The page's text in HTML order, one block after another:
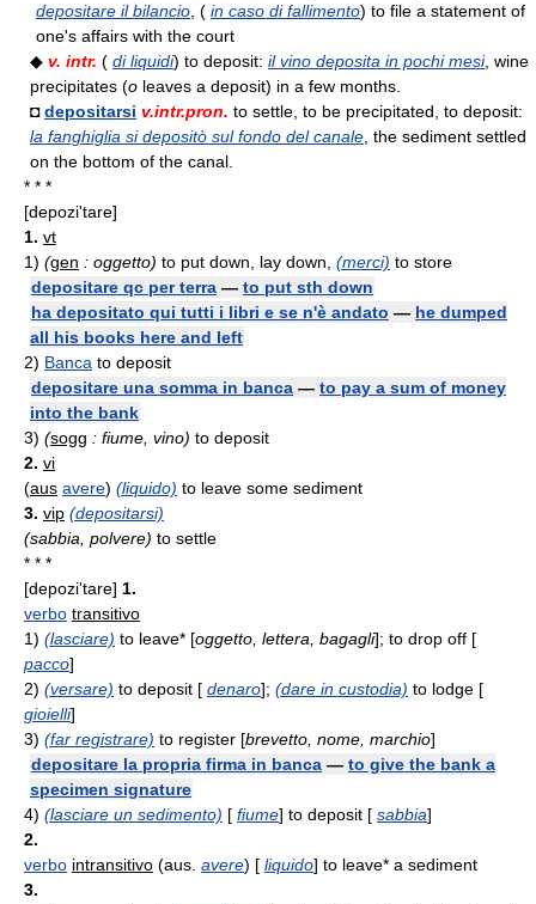
depositare il bilancio, ( in caso di fallimento) to file a statement of
one's affairs with the court
◆ v. intr. ( di liquidi) to deposit: il vino deposita in pochi mesi, wine
precipitates (o leaves a deposit) in a few months.
◘depositarsi v.intr.pron. to settle, to be precipitated, to deposit:
la fanghiglia si depositò sul fondo del canale, the sediment settled
on the bottom of the canal.
* * *
[depozi'tare]
1. vt
1) (gen : oggetto) to put down, lay down, (merci) to store
depositare qc per terra — to put sth down
ha depositato qui tutti i libri e se n'è andato — he dumped
all his books here and left
2) Banca to deposit
depositare una somma in banca — to pay a sum of money
into the bank
3) (sogg : fiume, vino) to deposit
2. vi
(aus avere) (liquido) to leave some sediment
3. vip (depositarsi)
(sabbia, polvere) to settle
* * *
[depozi'tare] 1.
verbo transitivo
1) (lasciare) to leave* [oggetto, lettera, bagagli]; to drop off [
pacco]
2) (versare) to deposit [ denaro]; (dare in custodia) to lodge [
gioielli]
3) (far registrare) to register [brevetto, nome, marchio]
depositare la propria firma in banca — to give the bank a
specimen signature
4) (lasciare un sedimento) [ fiume] to deposit [ sabbia]
2.
verbo intransitivo (aus. avere) [ liquido] to leave* a sediment
3.